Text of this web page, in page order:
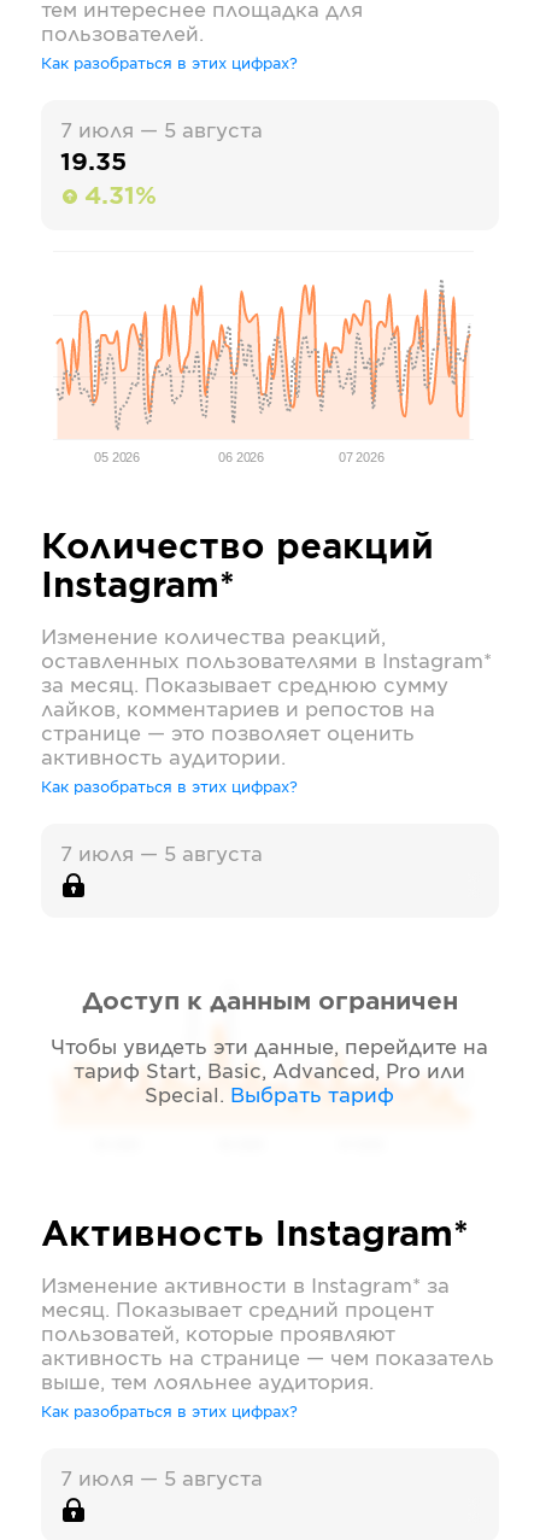
тем интереснее площадка для
пользователей.
Как разобраться в этих цифрах?
7 июля — 5 августа
19.35
4.31%
05 2026 06 2026 07 2026
Количество реакций
Instagram*
Изменение количества реакций,
оставленных пользователями в
Instagram*
за месяц. Показывает среднюю сумму
лайков, комментариев и репостов на
странице — это позволяет оценить
активность аудитории.
Как разобраться в этих цифрах?
7 июля — 5 августа
Доступ к данным ограничен
Чтобы увидеть эти данные, перейдите на
тариф Start, Basic, Advanced, Pro или
Special . Выбрать тариф
Активность Instagram*
Изменение активности в Instagram* за
месяц. Показывает средний процент
пользоватей, которые проявляют
активность на странице — чем показатель
выше, тем лояльнее аудитория.
Как разобраться в этих цифрах?
7 июля — 5 августа